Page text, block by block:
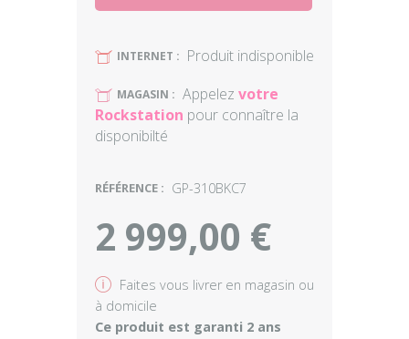
U INTERNET : Produit indisponible
U MAGASIN : Appelez votre
Rockstation pour connaître la
disponibilté
RÉFÉRENCE : GP-310BKC7
2 999,00 €
v Faites vous livrer en magasin ou
à domicile
Ce produit est garanti 2 ans